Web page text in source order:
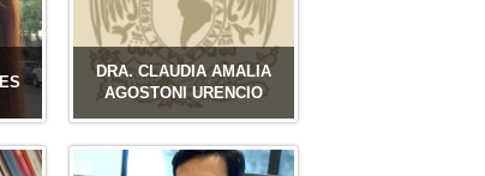
DRA. CLAUDIA AMALIA
AGOSTONI URENCIO